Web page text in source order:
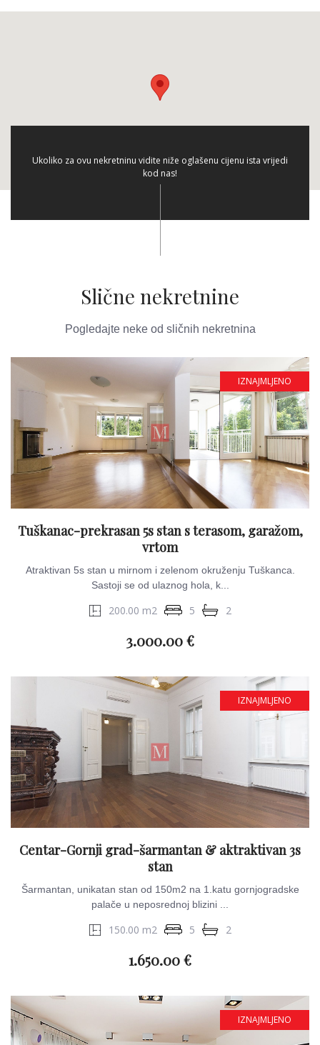
Ukoliko za ovu nekretninu vidite niže oglašenu cijenu ista vrijedi
kod nas!
Slične nekretnine
Pogledajte neke od sličnih nekretnina
IZNAJMLJENO
Tuškanac-prekrasan 5s stan s terasom, garažom,
vrtom
Atraktivan 5s stan u mirnom i zelenom okruženju Tuškanca.
Sastoji se od ulaznog hola, k...
200.00 m2 5 2
3.000.00 €
IZNAJMLJENO
Centar-Gornji grad-šarmantan & aktraktivan 3s
stan
Šarmantan, unikatan stan od 150m2 na 1.katu gornjogradske
palače u neposrednoj blizini ...
150.00 m2 5 2
1.650.00 €
IZNAJMLJENO